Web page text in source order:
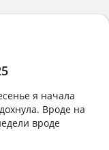
я начала
Вроде на
вроде